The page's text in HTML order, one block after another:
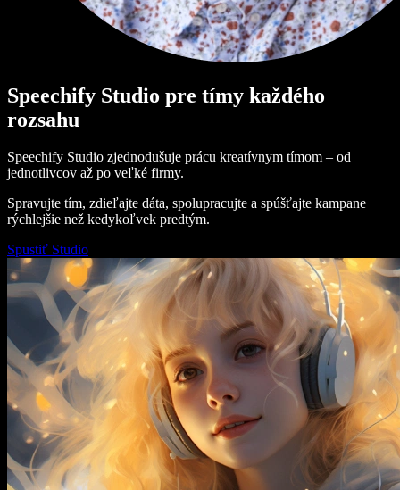
Speechify Studio pre tímy každého
rozsahu
Speechify Studio zjednodušuje prácu kreatívnym tímom – od
jednotlivcov až po veľké firmy.
Spravujte tím, zdieľajte dáta, spolupracujte a spúšťajte kampane
rýchlejšie než kedykoľvek predtým.
Spustiť Studio